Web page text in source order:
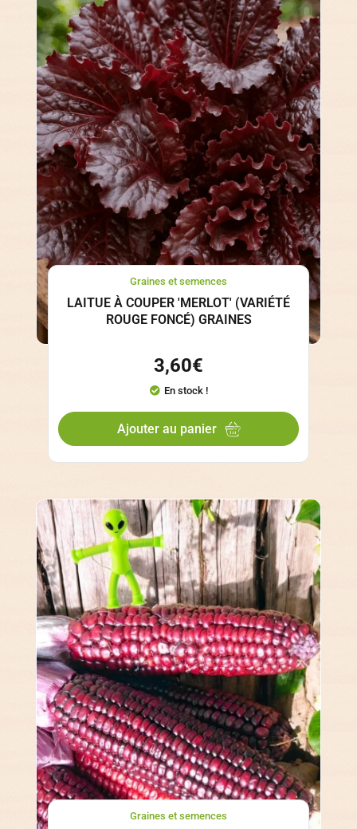
Graines et semences
LAITUE À COUPER 'MERLOT' (VARIÉTÉ
ROUGE FONCÉ) GRAINES
3,60€
En stock !
Ajouter au panier
Graines et semences